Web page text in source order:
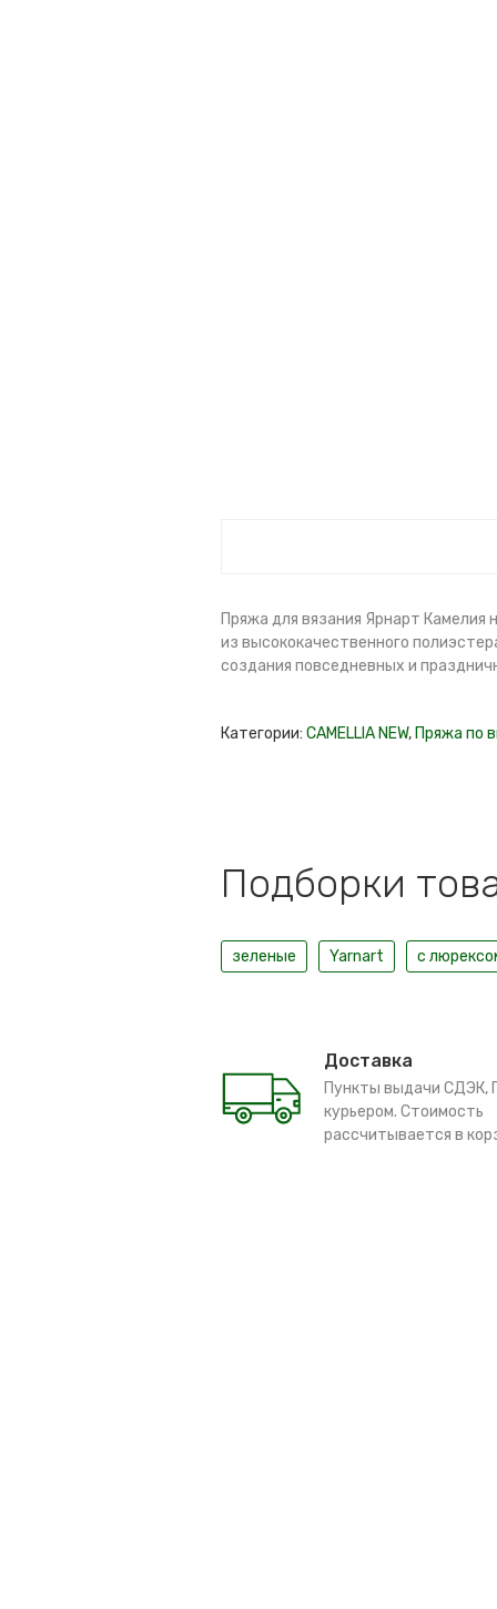
Пряжа для вязания Ярнарт Камелия
из высококачественного
создания повседневных и
Категории: CAMELLIA NEW, Пряжа по
Подборки
зеленые Yarnart с
Доставка
Пункты выдачи СДЭК,
курьером. Стоимость
рассчитывается в